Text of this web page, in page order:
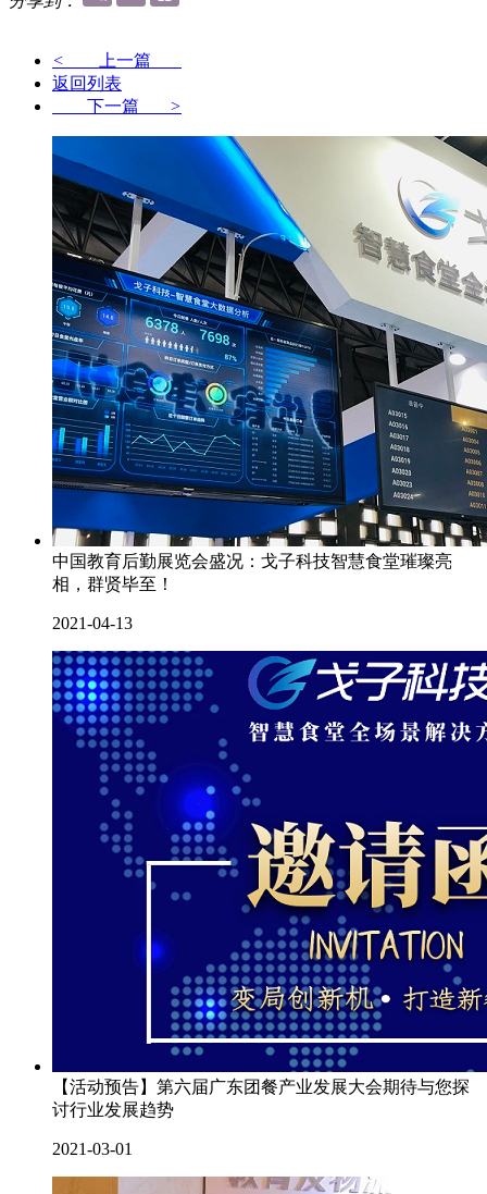
< 上一篇
返回列表
下一篇 >
中国教育后勤展览会盛况：戈子科技智慧食堂璀璨亮
相，群贤毕至！
2021-04-13
【活动预告】第六届广东团餐产业发展大会期待与您探
讨行业发展趋势
2021-03-01